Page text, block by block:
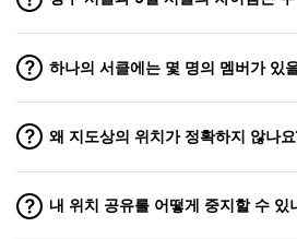
하나의 서클에는 몇 명의 멤버가 있
왜 지도상의 위치가 정확하지 않나
내 위치 공유를 어떻게 중지할 수 있